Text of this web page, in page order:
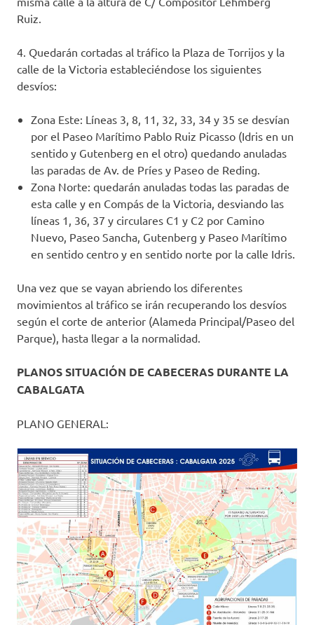
Ruiz.
4. Quedarán cortadas al tráfico la Plaza de Torrijos y la
calle de la Victoria estableciéndose los siguientes
desvíos:
Zona Este: Líneas 3, 8, 11, 32, 33, 34 y 35 se desvían
por el Paseo Marítimo Pablo Ruiz Picasso (Idris en un
sentido y Gutenberg en el otro) quedando anuladas
las paradas de Av. de Príes y Paseo de Reding.
Zona Norte: quedarán anuladas todas las paradas de
esta calle y en Compás de la Victoria, desviando las
líneas 1, 36, 37 y circulares C1 y C2 por Camino
Nuevo, Paseo Sancha, Gutenberg y Paseo Marítimo
en sentido centro y en sentido norte por la calle Idris.
Una vez que se vayan abriendo los diferentes
movimientos al tráfico se irán recuperando los desvíos
según el corte de anterior (Alameda Principal/Paseo del
Parque), hasta llegar a la normalidad.
PLANOS SITUACIÓN DE CABECERAS DURANTE LA
CABALGATA
PLANO GENERAL: